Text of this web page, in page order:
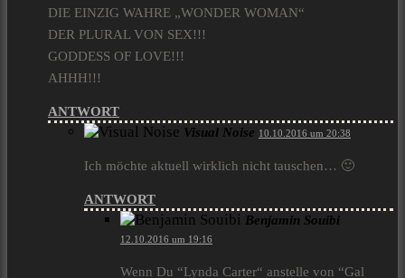
DIE EINZIG WAHRE „WONDER WOMAN“
DER PLURAL VON SEX!!!
GODDESS OF LOVE!!!
AHHH!!!
ANTWORT
Visual Noise 10.10.2016 um 20:38
Ich möchte aktuell wirklich nicht tauschen… 🙂
ANTWORT
Benjamin Souibi
12.10.2016 um 19:16
Wenn Du “Lynda Carter“ anstelle von “Gal